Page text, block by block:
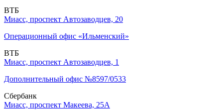
ВТБ
Миасс, проспект Автозаводцев, 20
Операционный офис «Ильменский»
ВТБ
Миасс, проспект Автозаводцев, 1
Дополнительный офис №8597/0533
Сбербанк
Миасс, проспект Макеева, 25А